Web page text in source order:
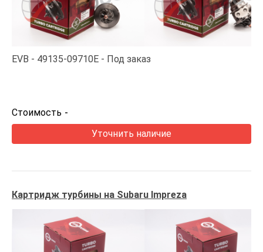
EVB 49135-09710E Под заказ
Стоимость -
Уточнить наличие
Картридж турбины на Subaru Impreza